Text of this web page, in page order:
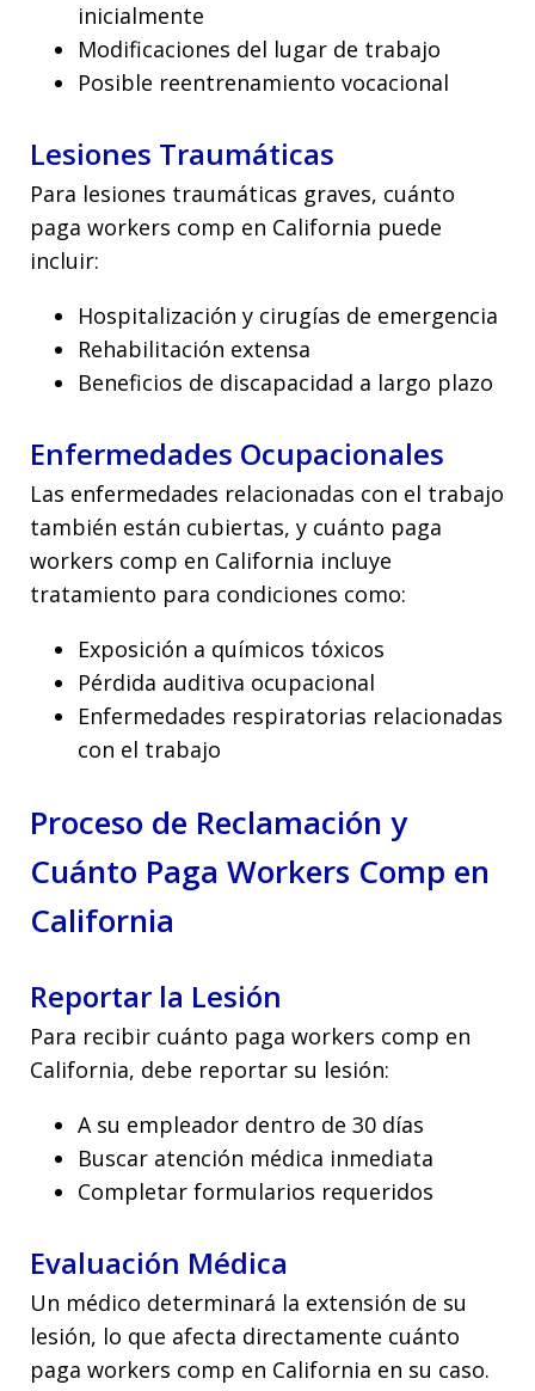
inicialmente
Modificaciones del lugar de trabajo
Posible reentrenamiento vocacional
Lesiones Traumáticas
Para lesiones traumáticas graves, cuánto
paga workers comp en California puede
incluir:
Hospitalización y cirugías de emergencia
Rehabilitación extensa
Beneficios de discapacidad a largo plazo
Enfermedades Ocupacionales
Las enfermedades relacionadas con el trabajo
también están cubiertas, y cuánto paga
workers comp en California incluye
tratamiento para condiciones como:
Exposición a químicos tóxicos
Pérdida auditiva ocupacional
Enfermedades respiratorias relacionadas
con el trabajo
Proceso de Reclamación y
Cuánto Paga Workers Comp en
California
Reportar la Lesión
Para recibir cuánto paga workers comp en
California, debe reportar su lesión:
A su empleador dentro de 30 días
Buscar atención médica inmediata
Completar formularios requeridos
Evaluación Médica
Un médico determinará la extensión de su
lesión, lo que afecta directamente cuánto
paga workers comp en California en su caso.